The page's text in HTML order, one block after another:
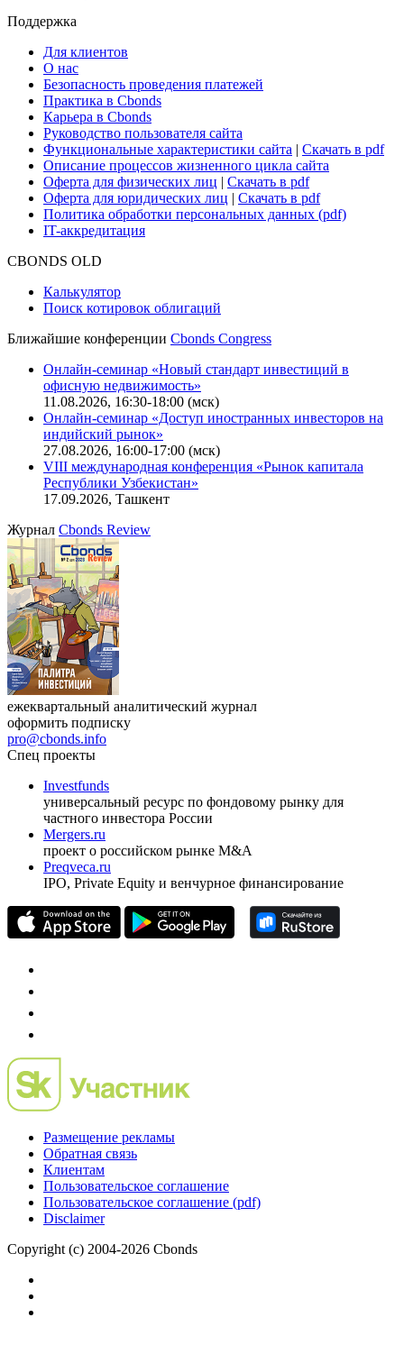
Поддержка
Для клиентов
О нас
Безопасность проведения платежей
Практика в Cbonds
Карьера в Cbonds
Руководство пользователя сайта
Функциональные характеристики сайта | Скачать в pdf
Описание процессов жизненного цикла сайта
Оферта для физических лиц | Скачать в pdf
Оферта для юридических лиц | Скачать в pdf
Политика обработки персональных данных (pdf)
IT-аккредитация
CBONDS OLD
Калькулятор
Поиск котировок облигаций
Ближайшие конференции Cbonds Congress
Онлайн-семинар «Новый стандарт инвестиций в
офисную недвижимость»
11.08.2026, 16:30-18:00 (мск)
Онлайн-семинар «Доступ иностранных инвесторов на
индийский рынок»
27.08.2026, 16:00-17:00 (мск)
VIII международная конференция «Рынок капитала
Республики Узбекистан»
17.09.2026, Ташкент
Журнал Cbonds Review
ежеквартальный аналитический журнал
оформить подписку
pro@cbonds.info
Спец проекты
Investfunds
универсальный ресурс по фондовому рынку для
частного инвестора России
Mergers.ru
проект о российском рынке M&A
Preqveca.ru
IPO, Private Equity и венчурное финансирование
Размещение рекламы
Обратная связь
Клиентам
Пользовательское соглашение
Пользовательское соглашение (pdf)
Disclaimer
Copyright (c) 2004-2026 Cbonds